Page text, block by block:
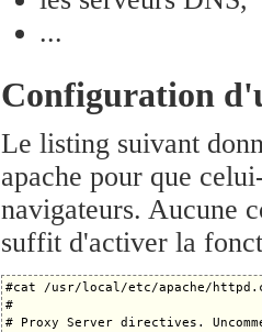
...
Configuration
Le listing suivant
apache pour que
navigateurs. Aucune
suffit d'activer la
#cat /usr/local/etc/apache/
#
# Proxy Server directives.